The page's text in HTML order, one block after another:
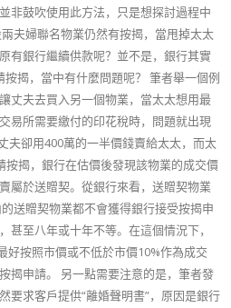
非鼓吹使用此方法，只是想探討過程中
夫婦聯名物業仍然有按揭，當甩掉太太
有銀行繼續供款呢？並不是，銀行其實
揭，當中有什麼問題呢？ 筆者舉一個例
丈夫去買入另一個物業，當太太想用最
易所需要繳付的印花稅時，問題就出現
夫卻用400萬的一半價錢賣給太太，而太
按揭，銀行在估價後發現該物業的成交價
屬於送贈契。從銀行來看，送贈契物業
送贈契物業都不會獲得銀行接受按揭申
甚至八年或十年不等。在這個情況下，
好按照市價或不低於市價10%作為成交
揭申請。 另一點需要注意的是，筆者發
要求客戶提供“離婚聲明書”，原因是銀行